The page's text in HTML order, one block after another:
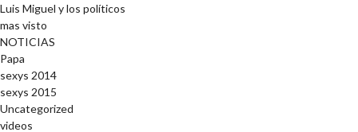
Luis Miguel y los políticos
mas visto
NOTICIAS
Papa
sexys 2014
sexys 2015
Uncategorized
videos